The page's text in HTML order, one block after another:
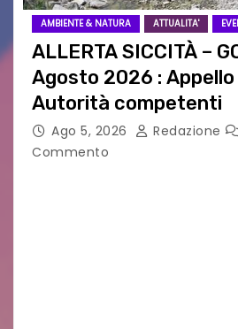
AMBIENTE & NATURA ATTUALITA'
ALLERTA SICCITÀ –
Agosto 2026 :
Autorità competenti
Ago 5, 2026 Redazione
Commento